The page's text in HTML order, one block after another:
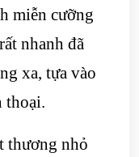
miễn cưỡng
nhanh đã
xa, tựa vào
thoại.
thương nhỏ